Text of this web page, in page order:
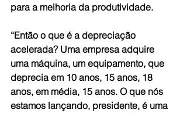
para a melhoria da produtividade.
“Então o que é a depreciação
acelerada? Uma empresa adquire
uma máquina, um equipamento, que
deprecia em 10 anos, 15 anos, 18
anos, em média, 15 anos. O que nós
estamos lançando, presidente, é uma